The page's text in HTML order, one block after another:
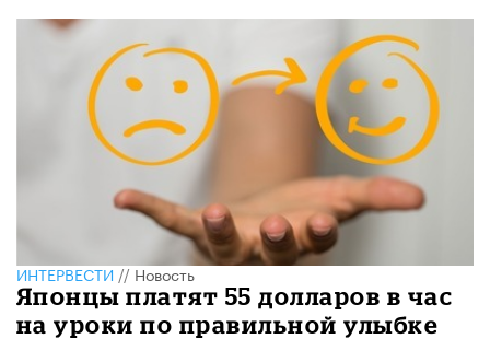
ИНТЕРВЕСТИ//Новость
Японцы платят 55 долларов в час
на уроки по правильной улыбке